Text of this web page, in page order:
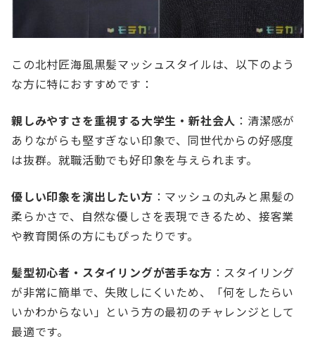
この北村匠海風黒髪マッシュスタイルは、以下のよう
な方に特におすすめです：
親しみやすさを重視する大学生・新社会人 ：清潔感が
ありながらも堅すぎない印象で、同世代からの好感度
は抜群。就職活動でも好印象を与えられます。
優しい印象を演出したい方 ：マッシュの丸みと黒髪の
柔らかさで、自然な優しさを表現できるため、接客業
や教育関係の方にもぴったりです。
髪型初心者・スタイリングが苦手な方 ：スタイリング
が非常に簡単で、失敗しにくいため、「何をしたらい
いかわからない」という方の最初のチャレンジとして
最適です。